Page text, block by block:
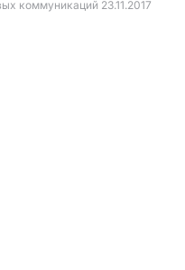
коммуникаций 23.11.2017